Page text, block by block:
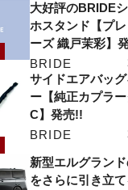
大好評のBRIDE
ホスタンド【プ
ーズ 織戸茉彩】
BRIDE
サイドエアバッ
ー【純正カプラー
C】発売!!
BRIDE
新型エルグラン
をさらに引き立